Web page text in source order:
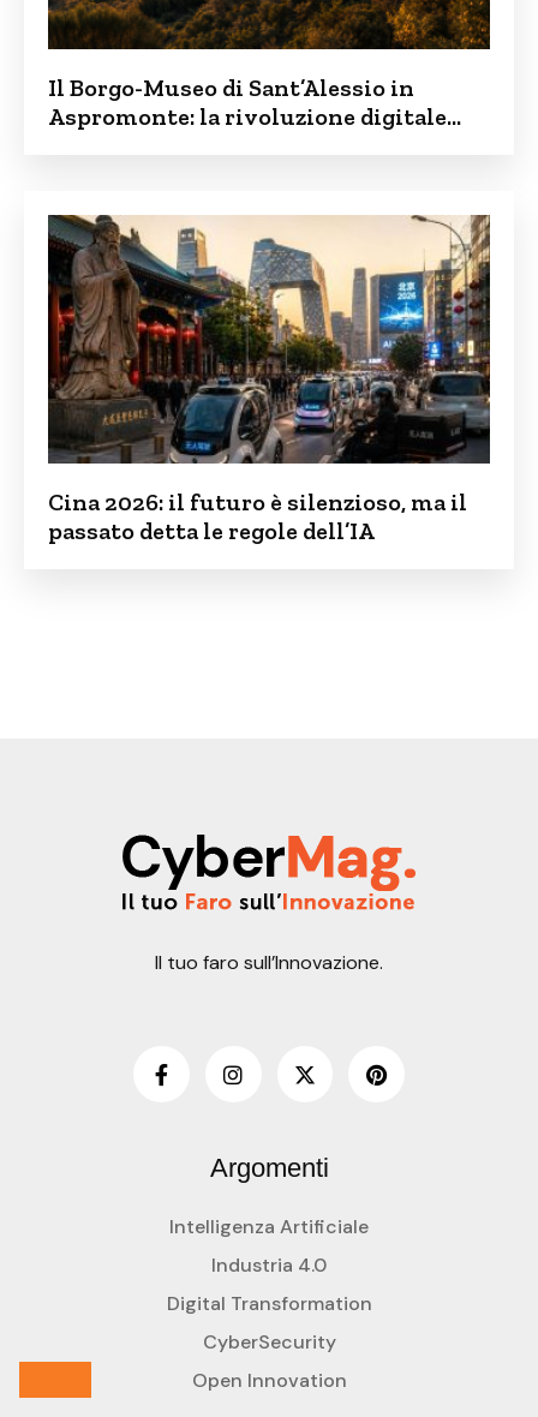
Il Borgo-Museo di Sant’Alessio in
Aspromonte: la rivoluzione digitale
Cina 2026: il futuro è silenzioso, ma il
passato detta le regole dell’IA
Il tuo faro sull’Innovazione.
Argomenti
Intelligenza Artificiale
Industria 4.0
Digital Transformation
CyberSecurity
Open Innovation